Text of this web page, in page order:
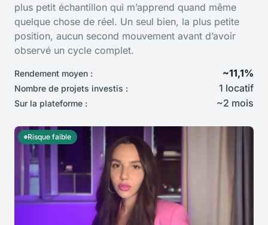
plus petit échantillon qui m’apprend quand même
quelque chose de réel. Un seul bien, la plus petite
position, aucun second mouvement avant d’avoir
observé un cycle complet.
Rendement moyen : ~11,1%
Nombre de projets investis : 1 locatif
Sur la plateforme : ~2 mois
Risque faible